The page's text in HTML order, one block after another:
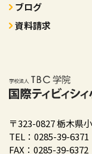
ブログ
資料請求
〒323-0827 栃木県
TEL：0285-39-6371
FAX：0285-39-6372